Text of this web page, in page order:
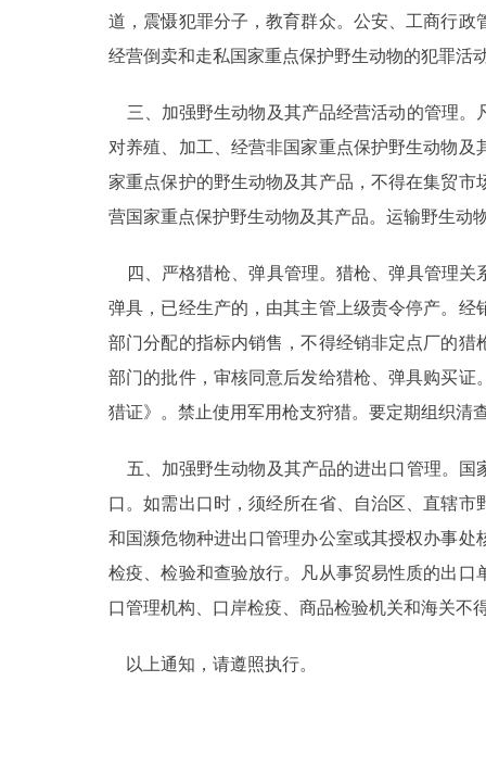
道，震慑犯罪分子，教育群众。公安、工商行
经营倒卖和走私国家重点保护野生动物的犯罪活
三、加强野生动物及其产品经营活动的管理。
对养殖、加工、经营非国家重点保护野生动物
家重点保护的野生动物及其产品，不得在集贸
营国家重点保护野生动物及其产品。运输野生动
四、严格猎枪、弹具管理。猎枪、弹具管理关
弹具，已经生产的，由其主管上级责令停产。
部门分配的指标内销售，不得经销非定点厂的
部门的批件，审核同意后发给猎枪、弹具购买
猎证》。禁止使用军用枪支狩猎。要定期组织清
五、加强野生动物及其产品的进出口管理。国
口。如需出口时，须经所在省、自治区、直辖
和国濒危物种进出口管理办公室或其授权办事
检疫、检验和查验放行。凡从事贸易性质的出
口管理机构、口岸检疫、商品检验机关和海关不
以上通知，请遵照执行。